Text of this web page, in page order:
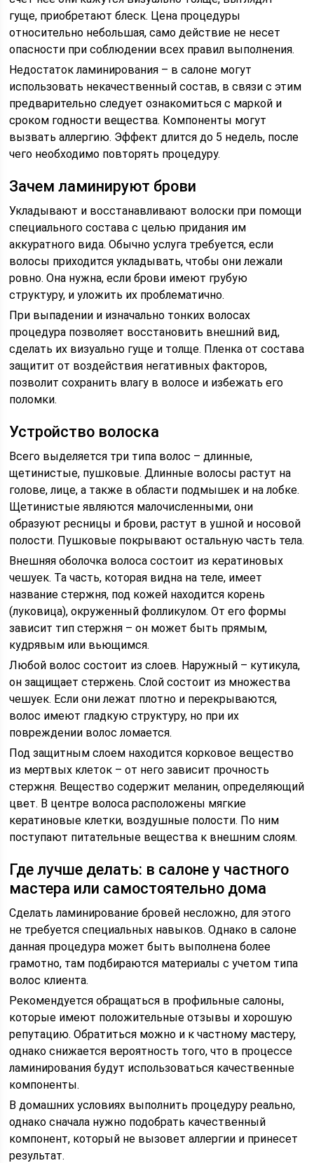
гуще, приобретают блеск. Цена процедуры
относительно небольшая, само действие не несет
опасности при соблюдении всех правил выполнения.
Недостаток ламинирования – в салоне могут
использовать некачественный состав, в связи с этим
предварительно следует ознакомиться с маркой и
сроком годности вещества. Компоненты могут
вызвать аллергию. Эффект длится до 5 недель, после
чего необходимо повторять процедуру.
Зачем ламинируют брови
Укладывают и восстанавливают волоски при помощи
специального состава с целью придания им
аккуратного вида. Обычно услуга требуется, если
волосы приходится укладывать, чтобы они лежали
ровно. Она нужна, если брови имеют грубую
структуру, и уложить их проблематично.
При выпадении и изначально тонких волосах
процедура позволяет восстановить внешний вид,
сделать их визуально гуще и толще. Пленка от состава
защитит от воздействия негативных факторов,
позволит сохранить влагу в волосе и избежать его
поломки.
Устройство волоска
Всего выделяется три типа волос – длинные,
щетинистые, пушковые. Длинные волосы растут на
голове, лице, а также в области подмышек и на лобке.
Щетинистые являются малочисленными, они
образуют ресницы и брови, растут в ушной и носовой
полости. Пушковые покрывают остальную часть тела.
Внешняя оболочка волоса состоит из кератиновых
чешуек. Та часть, которая видна на теле, имеет
название стержня, под кожей находится корень
(луковица), окруженный фолликулом. От его формы
зависит тип стержня – он может быть прямым,
кудрявым или вьющимся.
Любой волос состоит из слоев. Наружный – кутикула,
он защищает стержень. Слой состоит из множества
чешуек. Если они лежат плотно и перекрываются,
волос имеют гладкую структуру, но при их
повреждении волос ломается.
Под защитным слоем находится корковое вещество
из мертвых клеток – от него зависит прочность
стержня. Вещество содержит меланин, определяющий
цвет. В центре волоса расположены мягкие
кератиновые клетки, воздушные полости. По ним
поступают питательные вещества к внешним слоям.
Где лучше делать: в салоне у частного
мастера или самостоятельно дома
Сделать ламинирование бровей несложно, для этого
не требуется специальных навыков. Однако в салоне
данная процедура может быть выполнена более
грамотно, там подбираются материалы с учетом типа
волос клиента.
Рекомендуется обращаться в профильные салоны,
которые имеют положительные отзывы и хорошую
репутацию. Обратиться можно и к частному мастеру,
однако снижается вероятность того, что в процессе
ламинирования будут использоваться качественные
компоненты.
В домашних условиях выполнить процедуру реально,
однако сначала нужно подобрать качественный
компонент, который не вызовет аллергии и принесет
результат.